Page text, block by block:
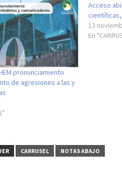
pronunciamiento
de agresiones a las y
Acceso
13
En
CARRUSEL NOTAS ABAJO